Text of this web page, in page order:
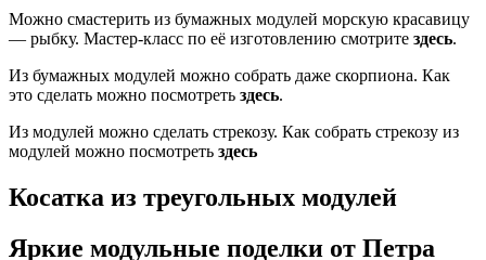
Можно смастерить из бумажных модулей морскую красавицу
— рыбку. Мастер-класс по её изготовлению смотрите здесь.
Из бумажных модулей можно собрать даже скорпиона. Как
это сделать можно посмотреть здесь.
Из модулей можно сделать стрекозу. Как собрать стрекозу из
модулей можно посмотреть здесь
Косатка из треугольных модулей
Яркие модульные поделки от Петра